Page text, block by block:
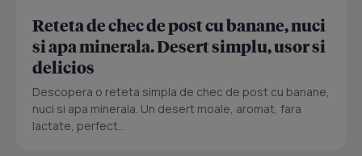
Reteta de chec de post cu banane, nuci
si apa minerala. Desert simplu, usor si
delicios
Descopera o reteta simpla de chec de post cu banane,
nuci si apa minerala. Un desert moale, aromat, fara
lactate, perfect...